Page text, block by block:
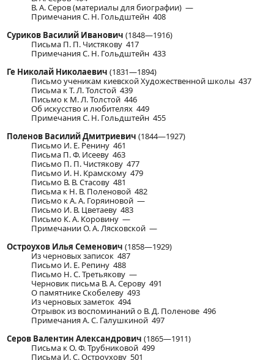
В. А. Серов (материалы для биографии) —
Примечания С. Н. Гольдштейн 408
Суриков Василий Иванович (1848—1916)
Письма П. П. Чистякову 417
Примечания С. Н. Гольдштейн 433
Ге Николай Николаевич (1831—1894)
Письмо ученикам киевской Художественной школы 437
Письма к Т. Л. Толстой 439
Письмо к М. Л. Толстой 446
Об искусство и любителях 449
Примечания С. Н. Гольдштейн 455
Поленов Василий Дмитриевич (1844—1927)
Письмо И. Е. Ренину 461
Письма П. Ф. Исееву 463
Письмо П. П. Чистякову 477
Письмо И. Н. Крамскому 479
Письмо В. В. Стасову 481
Письма к Н. В. Поленовой 482
Письмо к А. А. Горяиновой —
Письмо И. В. Цветаеву 483
Письмо К. А. Коровину —
Примечании О. А. Лясковской —
Остроухов Илья Семенович (1858—1929)
Из черновых записок 487
Письмо И. Е. Репину 488
Письмо Н. С. Третьякову —
Черновик письма В. А. Серову 491
О памятнике Скобелеву 493
Из черновых заметок 494
Отрывок из воспоминаний о В. Д. Поленове 496
Примечания А. С. Галушкиной 497
Серов Валентин Александрович (1865—1911)
Письма к О. Ф. Трубниковой 499
Письма И. С. Остроухову 501